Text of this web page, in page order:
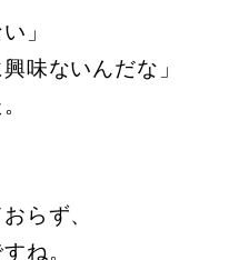
」
味ないんだな」
らず、
ね。